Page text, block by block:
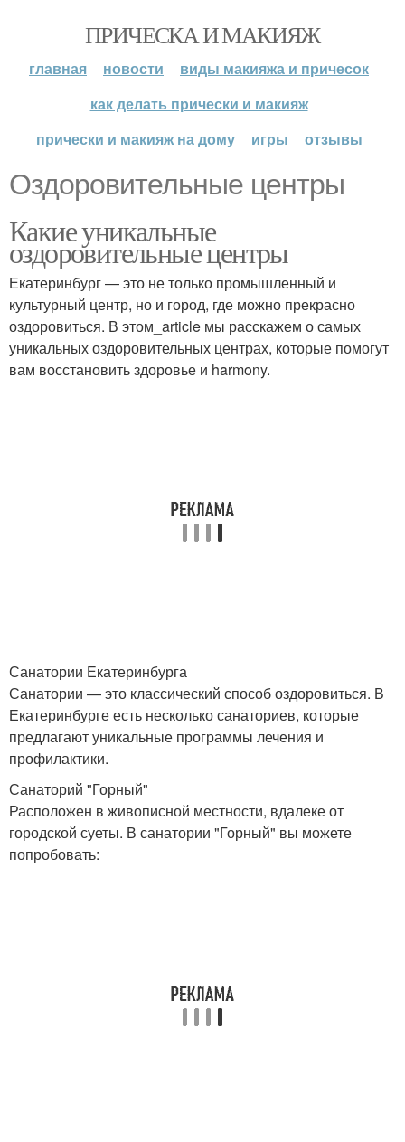
ПРИЧЕСКА И МАКИЯЖ
главная новости
виды макияжа и причесок
как делать прически и макияж
прически и макияж на дому
игры отзывы
Оздоровительные центры
Какие уникальные
оздоровительные центры
Екатеринбург — это не только промышленный и
культурный центр, но и город, где можно прекрасно
оздоровиться. В этом_article мы расскажем о самых
уникальных оздоровительных центрах, которые помогут
вам восстановить здоровье и harmony.
Санатории Екатеринбурга
Санатории — это классический способ оздоровиться. В
Екатеринбурге есть несколько санаториев, которые
предлагают уникальные программы лечения и
профилактики.
Санаторий "Горный"
Расположен в живописной местности, вдалеке от
городской суеты. В санатории "Горный" вы можете
попробовать: